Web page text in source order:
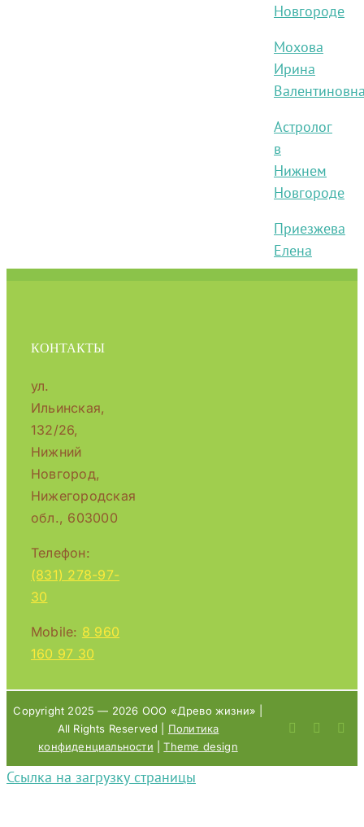
Новгороде
Мохова
Ирина
Астролог
в
Нижнем
Новгороде
Приезжева
Елена
КОНТАКТЫ
ул.
Ильинская,
132/26,
Нижний
Новгород,
Нижегородская
обл., 603000
Телефон:
(831) 278-97-
30
Mobile: 8 960
160 97 30
Copyright 2025 — 2026 ООО «Древо жизни» |
All Rights Reserved | Политика
конфиденциальности |Theme design
Ссылка на загрузку страницы